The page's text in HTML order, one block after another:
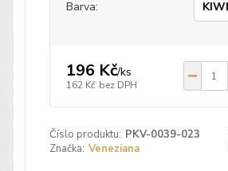
Barva:
196 Kč/ks
162 Kč bez DPH
Číslo produktu: PKV-0039-023
Značka: Veneziana